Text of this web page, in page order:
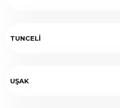
TUNCELİ
UŞAK